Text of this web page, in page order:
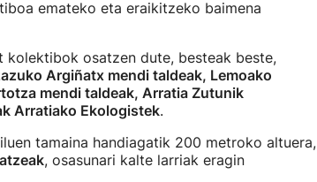
emateko eta eraikitzeko baimena
osatzen dute, besteak beste,
Argiñatx mendi taldeak, Lemoako
mendi taldeak, Arratia Zutunik
Arratiako Ekologistek.
tamaina handiagatik 200 metroko altuera,
, osasunari kalte larriak eragin